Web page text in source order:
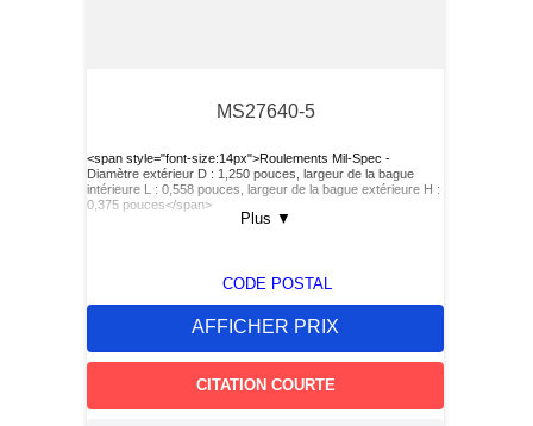
MS27640-5
<span style="font-size:14px">Roulements Mil-Spec -
Diamètre extérieur D : 1,250 pouces, largeur de la bague
intérieure L : 0,558 pouces, largeur de la bague extérieure H :
0,375 pouces</span>
Plus ▼
CODE POSTAL
AFFICHER PRIX
CITATION COURTE